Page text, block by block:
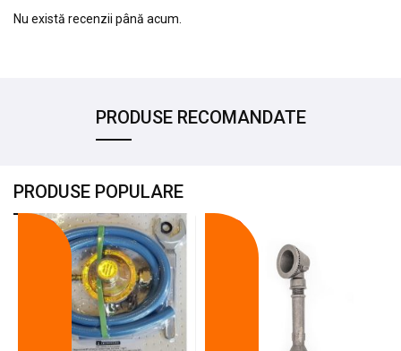
Nu există recenzii până acum.
PRODUSE RECOMANDATE
PRODUSE POPULARE